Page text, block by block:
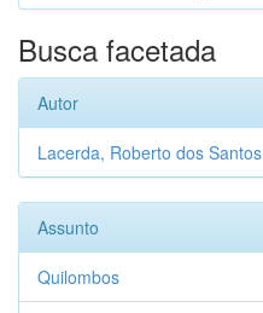
Busca facetada
Autor
Lacerda, Roberto dos Santos
Assunto
Quilombos